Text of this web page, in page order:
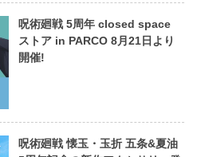
呪術廻戦 5周年 closed space
ストア in PARCO 8月21日より
開催!
呪術廻戦 懐玉・玉折 五条&夏油